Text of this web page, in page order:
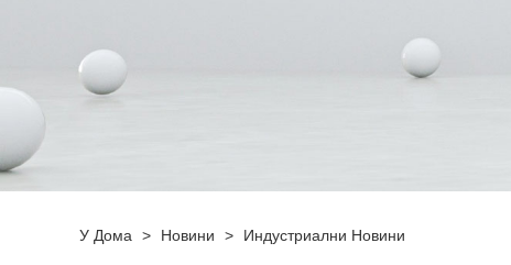
У Дома > Новини > Индустриални Новини